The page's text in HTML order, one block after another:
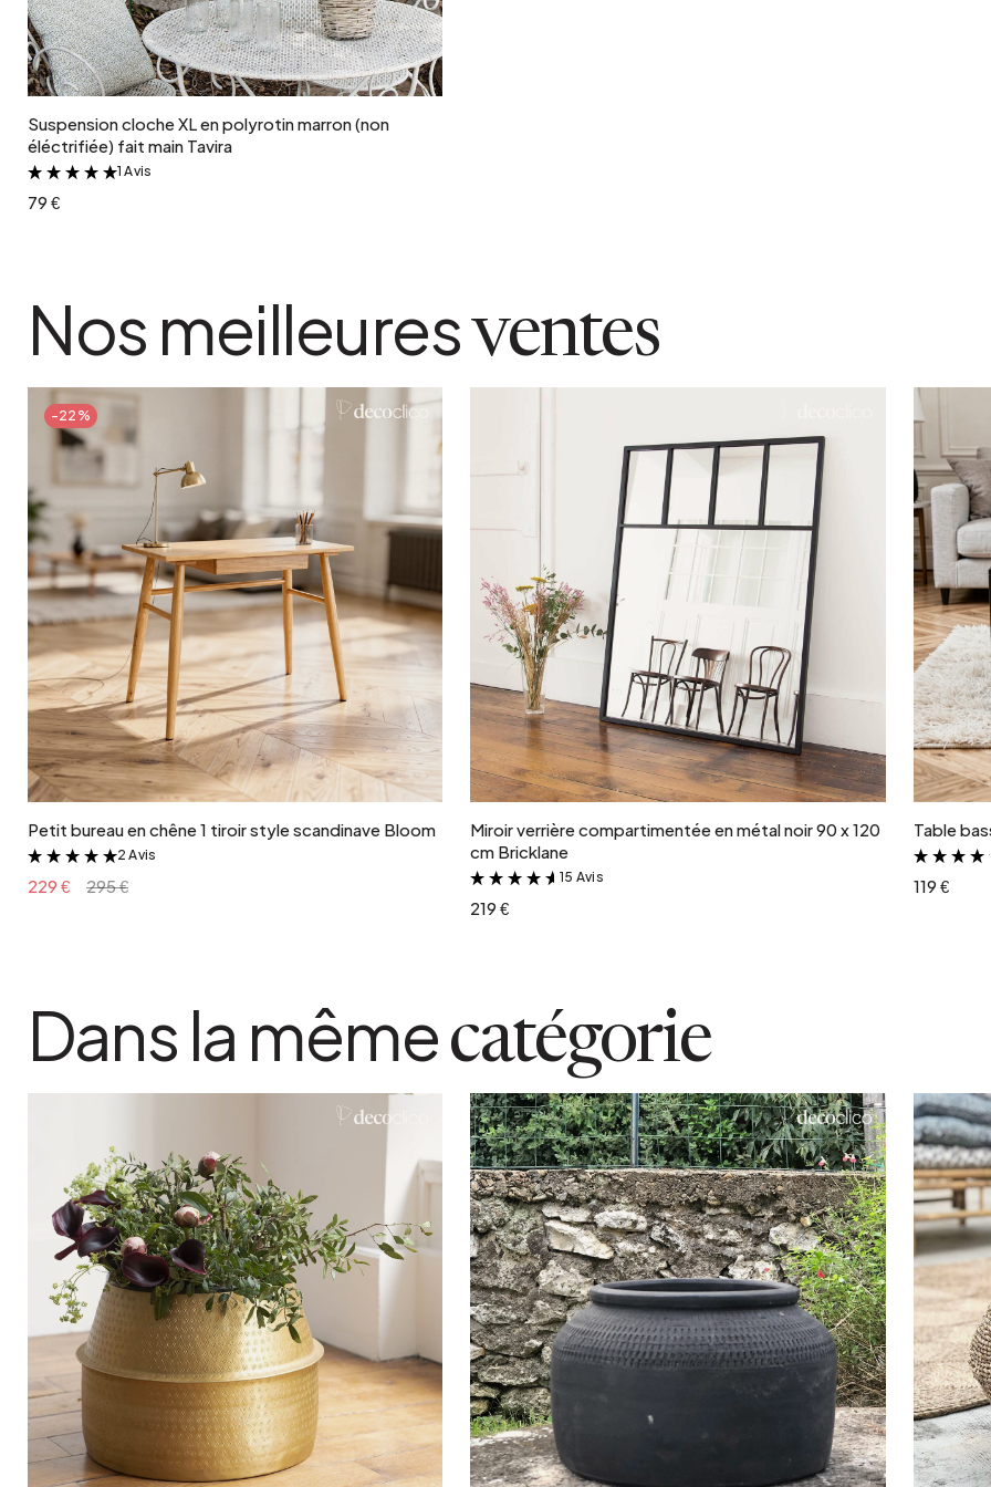
Ajouter au panier
Suspension cloche XL en polyrotin marron (non
éléctrifiée) fait main Tavira
&
1 Avis
79 €
Nos meilleuresventes
-22%
Ajouter au panier
Petit bureau en chêne 1 tiroir style scandinave Bloom
&
2 Avis
229 € 295 €
Ajouter au panier
Miroir verrière compartimentée en métal noir 90 x 120
cm Bricklane
&
15 Avis
219 €
Table
119 €
Dans la mêmecatégorie
Ajouter au panier